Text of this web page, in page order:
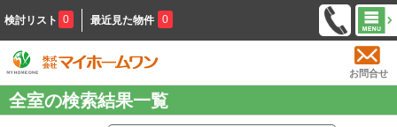
検討リスト 0 最近見た物件 0
お問合せ
全室の検索結果一覧